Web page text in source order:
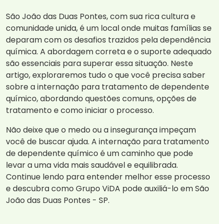
São João das Duas Pontes, com sua rica cultura e
comunidade unida, é um local onde muitas famílias se
deparam com os desafios trazidos pela dependência
química. A abordagem correta e o suporte adequado
são essenciais para superar essa situação. Neste
artigo, exploraremos tudo o que você precisa saber
sobre a internação para tratamento de dependente
químico, abordando questões comuns, opções de
tratamento e como iniciar o processo.
Não deixe que o medo ou a insegurança impeçam
você de buscar ajuda. A internação para tratamento
de dependente químico é um caminho que pode
levar a uma vida mais saudável e equilibrada.
Continue lendo para entender melhor esse processo
e descubra como Grupo ViDA pode auxiliá-lo em São
João das Duas Pontes - SP.